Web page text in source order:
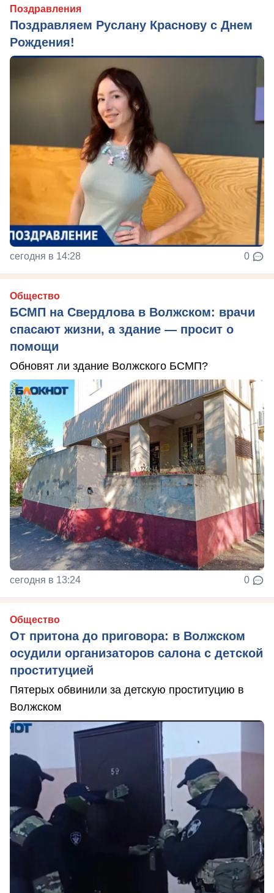
Поздравления
Поздравляем Руслану Краснову с Днем
Рождения!
сегодня в 14:28 0
Общество
БСМП на Свердлова в Волжском: врачи
спасают жизни, а здание — просит о
помощи
Обновят ли здание Волжского БСМП?
сегодня в 13:24 0
Общество
От притона до приговора: в Волжском
осудили организаторов салона с детской
проституцией
Пятерых обвинили за детскую проституцию в
Волжском